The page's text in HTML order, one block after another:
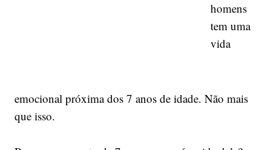
homens
tem uma
vida
emocional próxima dos 7 anos de idade. Não mais
que isso.